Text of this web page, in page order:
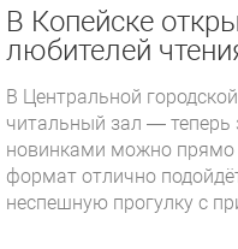
В Копейске
любителей
В Центральной
читальный зал —
новинками можно
формат отлично
неспешную прогулку с